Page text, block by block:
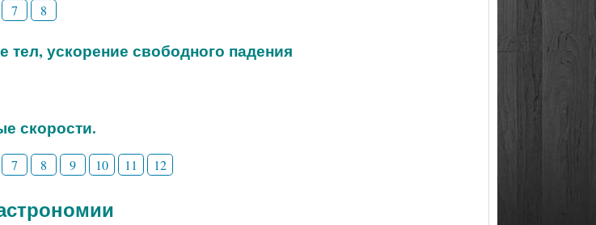
7 8
тел, ускорение свободного падения
скорости.
7 8 9 10 11 12